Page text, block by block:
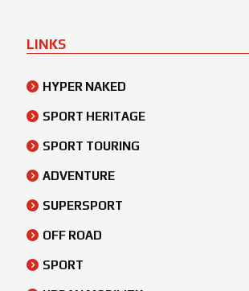
LINKS
HYPER NAKED
SPORT HERITAGE
SPORT TOURING
ADVENTURE
SUPERSPORT
OFF ROAD
SPORT